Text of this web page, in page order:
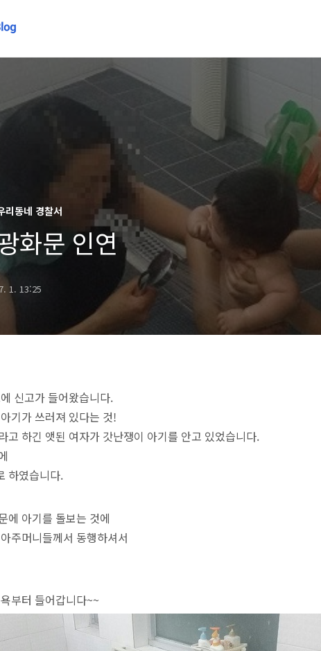
리동네 경찰서
화문 인연
1. 13:25
신고가 들어왔습니다.
기가 쓰러져 있다는 것!
고 하긴 앳된 여자가 갓난쟁이 아기를 안고 있었습니다.
하였습니다.
에 아기를 돌보는 것에
주머니들께서 동행하셔서
부터 들어갑니다~~